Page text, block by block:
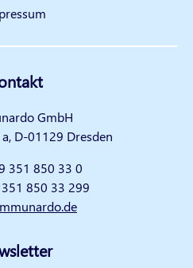
GmbH
D-01129 Dresden
351 850 33 0
850 33 299